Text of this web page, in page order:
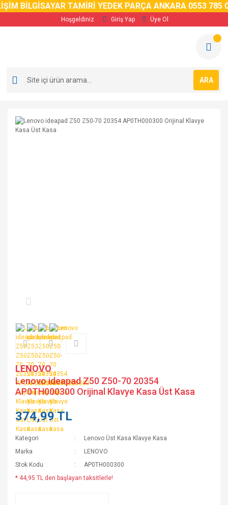
BİLGİSAYAR TAMİRİ YEDEK PARÇA ANKARA 0553 785 02
Hoşgeldiniz Giriş Yap Üye Ol
ARA
LENOVO
Lenovo ideapad Z50 Z50-70 20354
AP0TH000300 Orijinal Klavye Kasa Üst Kasa
374,99 TL
Kategori
Lenovo Üst Kasa Klavye Kasa
Marka
LENOVO
Stok Kodu
AP0TH000300
* 44,95 TL den başlayan taksitlerle!